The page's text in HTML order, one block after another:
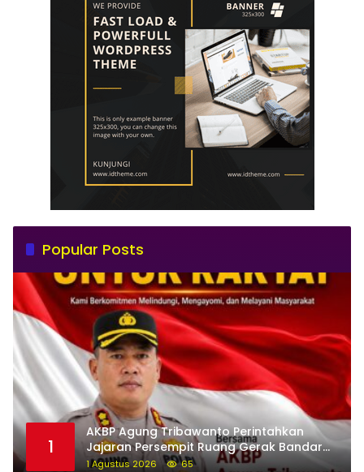
Popular Posts
1
AKBP Agung Tribawanto Perintahkan
Jajaran Persempit Ruang Gerak Bandar
Narkoba di Pasaman Barat
1 Agustus 2026 65